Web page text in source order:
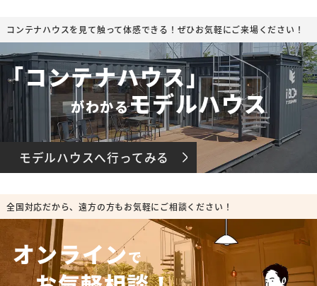
コンテナハウスを見て触って体感できる！ぜひお気軽にご来場ください！
「コンテナハウス」
がわかるモデルハウス
モデルハウスへ行ってみる
全国対応だから、遠方の方もお気軽にご相談ください！
オンラインで